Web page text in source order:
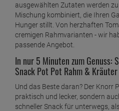
ausgewählten Zutaten werden
Mischung kombiniert, die Ihren
Hunger stillt. Von herzhaften
cremigen Rahmvarianten - wir
passende Angebot.
In nur 5 Minuten zum Genuss:
Snack Pot Pot Rahm &
Und das Beste daran? Der Knorr
praktisch und lecker, sondern
schneller Snack für unterwegs,